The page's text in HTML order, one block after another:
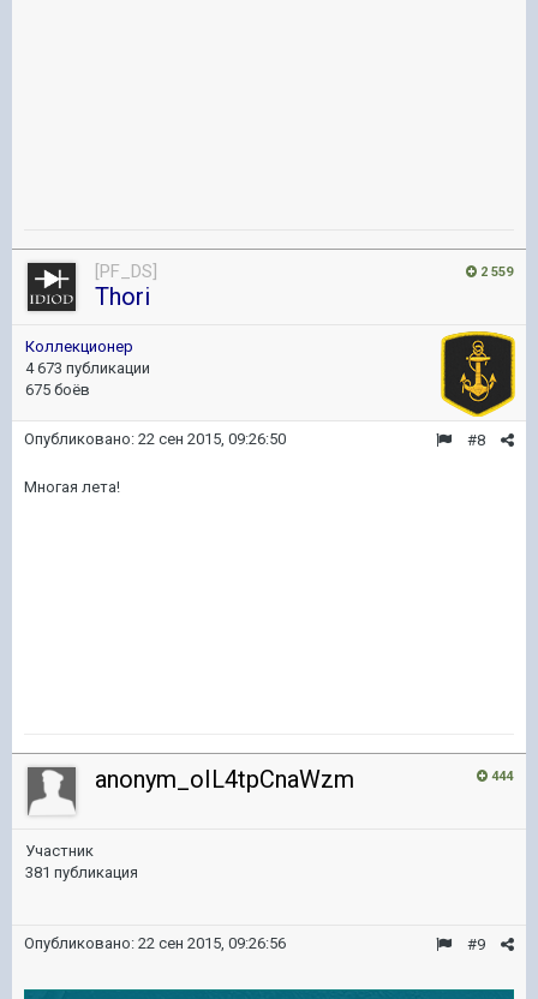
2 559
[PF_DS]
Thori
Коллекционер
4 673 публикации
675 боёв
#8
Опубликовано: 22 сен 2015, 09:26:50
Многая лета!
444
anonym_oIL4tpCnaWzm
Участник
381 публикация
#9
Опубликовано: 22 сен 2015, 09:26:56